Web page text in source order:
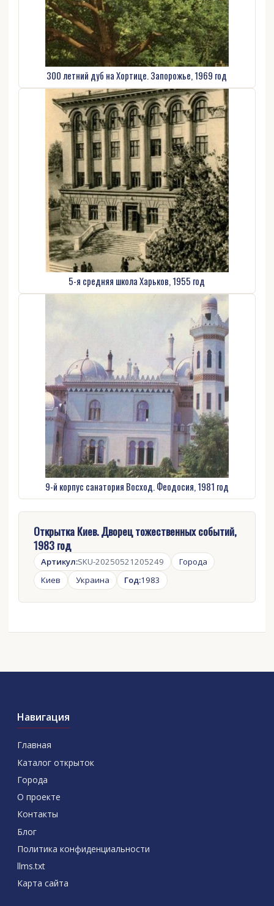
Открытка Киев. Дворец тожественных событий,
1983 год
Артикул:SKU-20250521205249
Города
Киев
Украина Год:1983
300 летний дуб на Хортице. Запорожье, 1969 год
5-я средняя школа Харьков, 1955 год
9-й корпус санатория Восход. Феодосия, 1981 год
Навигация
Главная
Каталог открыток
Города
О проекте
Контакты
Блог
Политика конфиденциальности
llms.txt
Карта сайта